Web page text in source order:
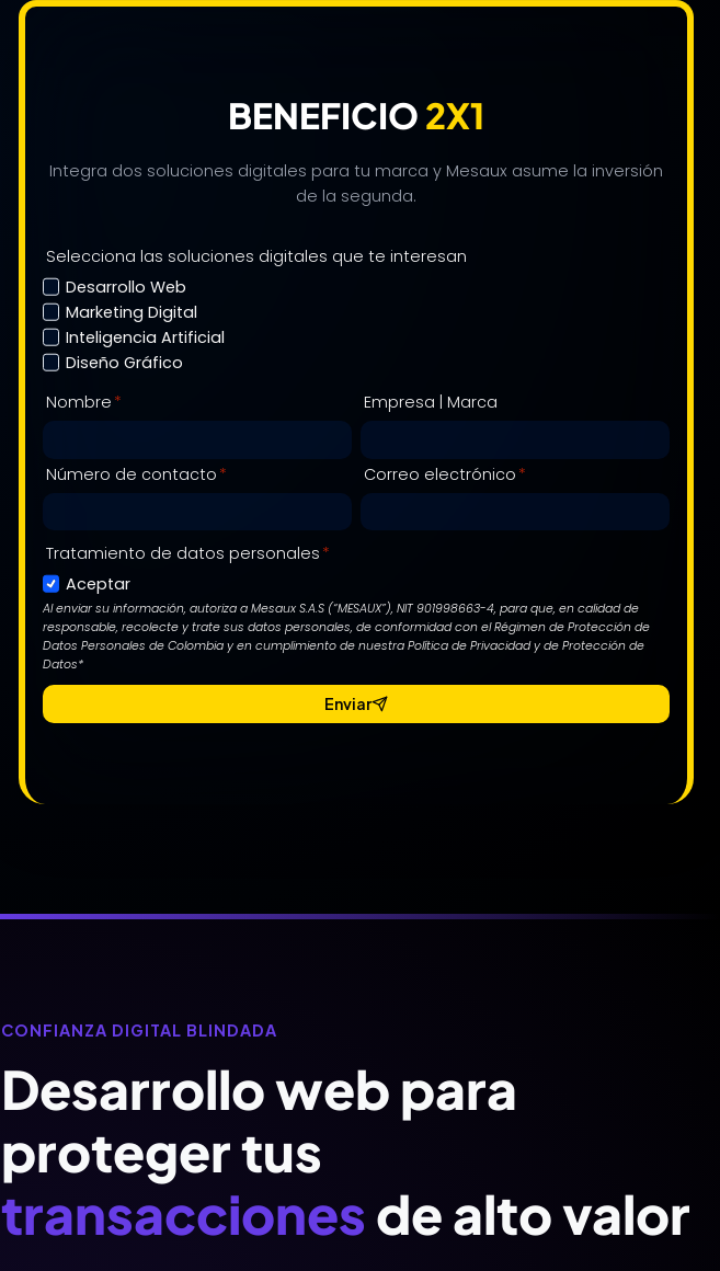
BENEFICIO 2X1
Integra dos soluciones digitales para tu marca y Mesaux asume la inversión
de la segunda.
Selecciona las soluciones digitales que te interesan
Desarrollo Web
Marketing Digital
Inteligencia Artificial
Diseño Gráfico
Nombre * Empresa | Marca
Número de contacto * Correo electrónico *
Tratamiento de datos personales *
Aceptar
Al enviar su información, autoriza a Mesaux S.A.S (“MESAUX”), NIT 901998663-4, para que, en calidad de
responsable, recolecte y trate sus datos personales, de conformidad con el Régimen de Protección de
Datos Personales de Colombia y en cumplimiento de nuestra Política de Privacidad y de Protección de
Datos*
Enviar
CONFIANZA DIGITAL BLINDADA
Desarrollo web para
proteger tus
transaccionesde alto valor